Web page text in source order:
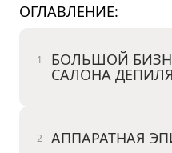
ОГЛАВЛЕНИЕ:
БОЛЬШОЙ
САЛОНА
АППАРАТНАЯ